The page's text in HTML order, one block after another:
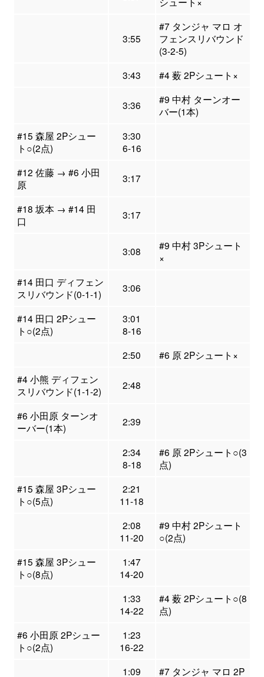
3:55
#7 タンジャ マロ オ
フェンスリバウンド
(3-2-5)
3:43
#4 薮 2Pシュート×
3:36
#9 中村 ターンオー
バー(1本)
#15 森屋 2Pシュー
ト○(2点)
3:30
6-16
#12 佐藤 → #6 小田
原
3:17
#18 坂本 → #14 田
口
3:17
3:08
#9 中村 3Pシュート
×
#14 田口 ディフェン
スリバウンド(0-1-1)
3:06
#14 田口 2Pシュー
ト○(2点)
3:01
8-16
2:50
#6 原 2Pシュート×
#4 小熊 ディフェン
スリバウンド(1-1-2)
2:48
#6 小田原 ターンオ
ーバー(1本)
2:39
2:34
8-18
#6 原 2Pシュート○(3
点)
#15 森屋 3Pシュー
ト○(5点)
2:21
11-18
2:08
11-20
#9 中村 2Pシュート
○(2点)
#15 森屋 3Pシュー
ト○(8点)
1:47
14-20
1:33
14-22
#4 薮 2Pシュート○(8
点)
#6 小田原 2Pシュー
ト○(2点)
1:23
16-22
1:09
#7 タンジャ マロ 2P